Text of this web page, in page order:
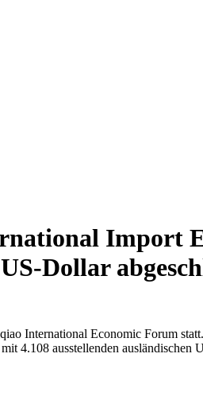
Import
Dollar
International Economic Forum
4.108 ausstellenden ausländischen